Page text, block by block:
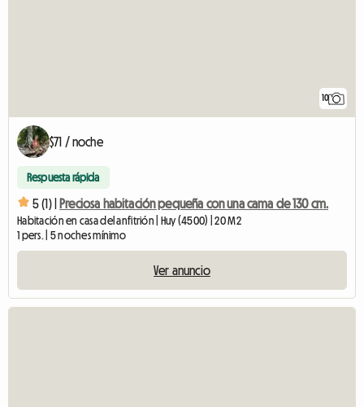
10
$71 / noche
Respuesta rápida
5 (1) | Preciosa habitación pequeña con una cama de 130 cm.
Habitación en casa del anfitrión | Huy (4500) | 20 M2
1 pers. | 5 noches mínimo
Ver anuncio